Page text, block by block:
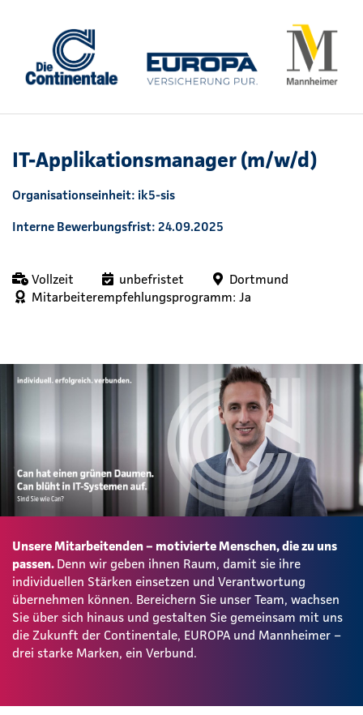
IT-Applikationsmanager (m/w/d)
Organisationseinheit: ik5-sis
Interne Bewerbungsfrist: 24.09.2025
Vollzeit unbefristet
Dortmund
Mitarbeiterempfehlungsprogramm: Ja
Unsere Mitarbeitenden – motivierte Menschen, die zu uns
passen. Denn wir geben ihnen Raum, damit sie ihre
individuellen Stärken einsetzen und Verantwortung
übernehmen können. Bereichern Sie unser Team, wachsen
Sie über sich hinaus und gestalten Sie gemeinsam mit uns
die Zukunft der Continentale, EUROPA und Mannheimer –
drei starke Marken, ein Verbund.